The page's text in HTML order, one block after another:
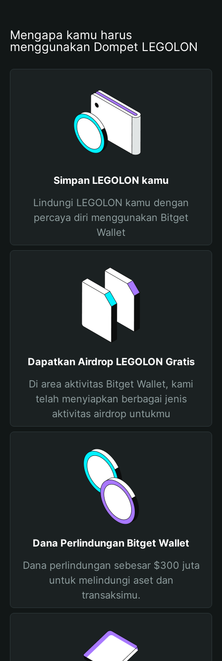
Mengapa kamu harus
menggunakan Dompet LEGOLON
Simpan LEGOLON kamu
Lindungi LEGOLON kamu dengan
percaya diri menggunakan Bitget
Wallet
Dapatkan Airdrop LEGOLON Gratis
Di area aktivitas Bitget Wallet, kami
telah menyiapkan berbagai jenis
aktivitas airdrop untukmu
Dana Perlindungan Bitget Wallet
Dana perlindungan sebesar $300 juta
untuk melindungi aset dan
transaksimu.